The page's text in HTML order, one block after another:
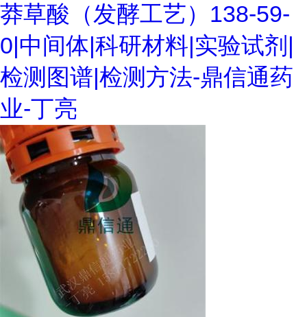
莽草酸（发酵工艺）138-59-
0|中间体|科研材料|实验试剂|
检测图谱|检测方法-鼎信通药
业-丁亮